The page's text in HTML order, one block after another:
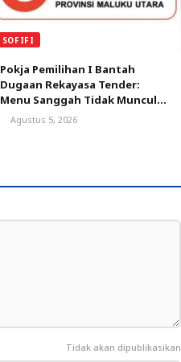
SOFIFI
Pokja Pemilihan I Bantah
Dugaan Rekayasa Tender:
Menu Sanggah Tidak Muncul
karena Tak Ada Peserta yang
Agustus 5, 2026
Tidak akan dipublikasikan